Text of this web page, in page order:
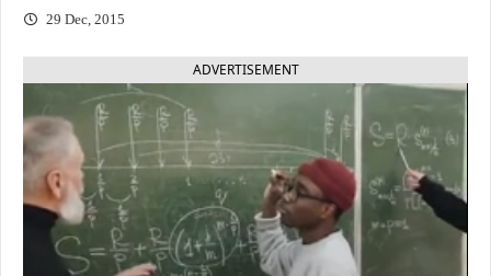
29 Dec, 2015
ADVERTISEMENT